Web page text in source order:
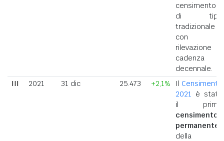
censimento
di tipo
tradizionale
con
rilevazione a
cadenza
decennale.
III
2021 31 dic 25.473 +2,1% Il Censimento
2021 è stato
il primo
censimento
permanente
della